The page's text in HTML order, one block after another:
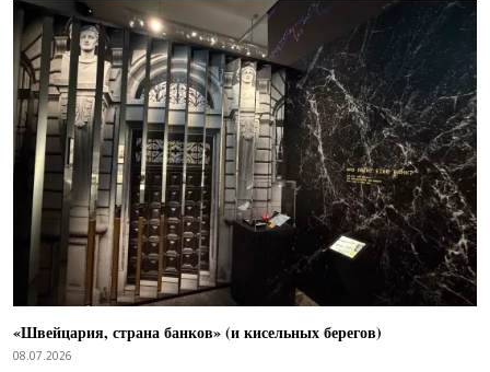
«Швейцария, страна банков» (и кисельных берегов)
08.07.2026